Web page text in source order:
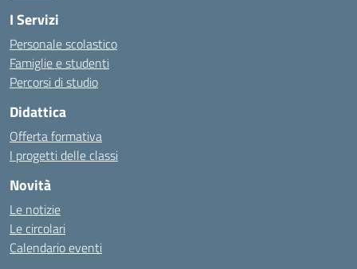
I Servizi
Personale scolastico
Famiglie e studenti
Percorsi di studio
Didattica
Offerta formativa
I progetti delle classi
Novità
Le notizie
Le circolari
Calendario eventi